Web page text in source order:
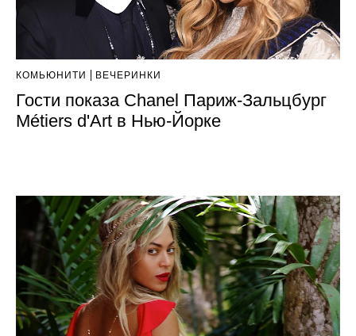
КОМЬЮНИТИ ВЕЧЕРИНКИ
Гости показа Chanel Париж-Зальцбург
Métiers d'Art в Нью-Йорке